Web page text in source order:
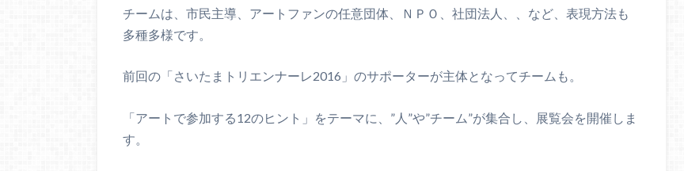
チームは、市民主導、アートファンの任意団体、ＮＰＯ、社団法人、、など、表現方法も
多種多様です。
前回の「さいたまトリエンナーレ2016」のサポーターが主体となってチームも。
「アートで参加する12のヒント」をテーマに、”人”や”チーム”が集合し、展覧会を開催しま
す。